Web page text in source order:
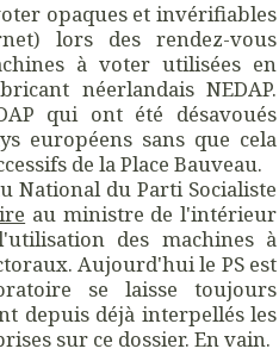
opaques et invérifiables
lors des rendez-vous
à voter utilisées en
néerlandais NEDAP.
qui ont été désavoués
européens sans que cela
de la Place Bauveau.
National du Parti Socialiste
au ministre de l'intérieur
des machines à
Aujourd'hui le PS est
se laisse toujours
depuis déjà interpellés les
sur ce dossier. En vain.